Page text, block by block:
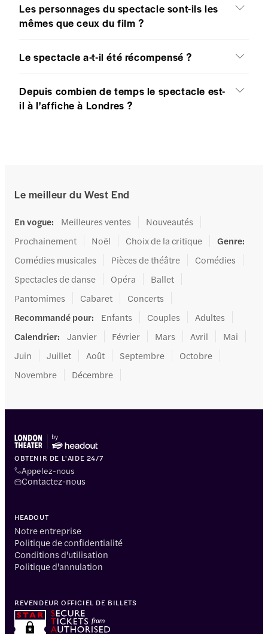
Les personnages du spectacle sont-ils les
mêmes que ceux du film ?
Le spectacle a-t-il été récompensé ?
Depuis combien de temps le spectacle est-
il à l'affiche à Londres ?
Le meilleur du West End
En vogue: Meilleures ventes
Nouveautés
Prochainement
Noël Choix de la critique Genre:
Comédies musicales
Pièces de théâtre
Comédies
Spectacles de danse
Opéra
Ballet
Pantomimes
Cabaret
Concerts
Recommandé pour: Enfants Couples
Adultes
Calendrier: Janvier Février Mars Avril
Mai
Juin
Juillet Août Septembre
Octobre
Novembre
Décembre
OBTENIR DE L'AIDE 24/7
Appelez-nous
Contactez-nous
HEADOUT
Notre entreprise
Politique de confidentialité
Conditions d'utilisation
Politique d'annulation
REVENDEUR OFFICIEL DE BILLETS